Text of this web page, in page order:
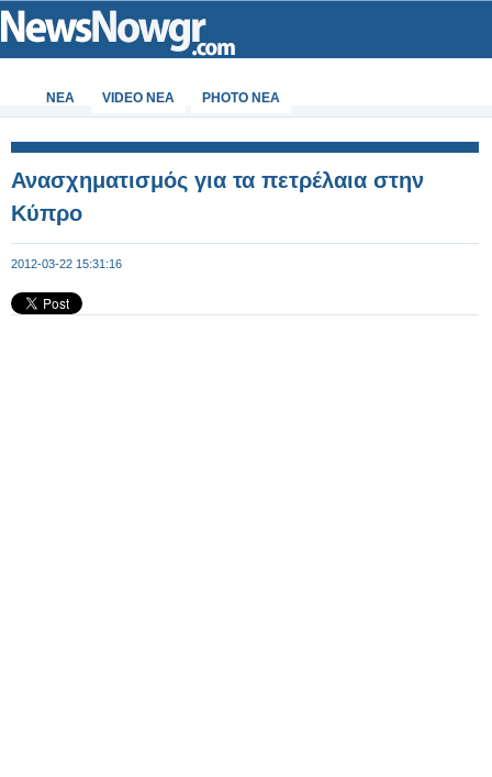
ΝΕΑ VIDEO NEA PHOTO NEA
Ανασχηματισμός για τα πετρέλαια στην
Κύπρο
2012-03-22 15:31:16